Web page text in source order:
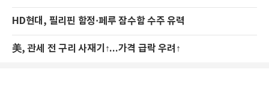
HD현대, 필리핀 함정·페루 잠수함 수주 유력
美, 관세 전 구리 사재기↑...가격 급락 우려↑